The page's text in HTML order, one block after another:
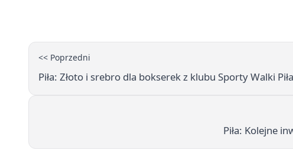
<< Poprzedni
Piła: Złoto i srebro dla bokserek z klubu Sporty Walki Piła
Piła: Kolejne